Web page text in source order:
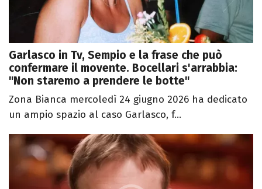
Garlasco in Tv, Sempio e la frase che può
confermare il movente. Bocellari s'arrabbia:
"Non staremo a prendere le botte"
Zona Bianca mercoledì 24 giugno 2026 ha dedicato
un ampio spazio al caso Garlasco, f...